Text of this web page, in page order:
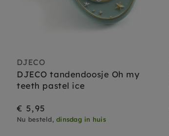
DJECO
DJECO tandendoosje Oh my
teeth pastel ice
€ 5,95
Nu besteld, dinsdag in huis